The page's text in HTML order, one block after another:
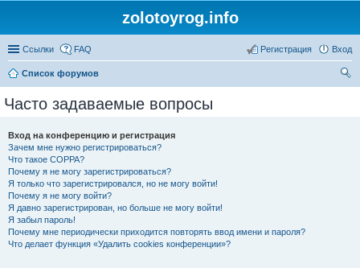
zolotoyrog.info
Ссылки FAQ Вход
Регистрация
Список форумов
Часто задаваемые вопросы
Вход на конференцию и регистрация
Зачем мне нужно регистрироваться?
Что такое COPPA?
Почему я не могу зарегистрироваться?
Я только что зарегистрировался, но не могу войти!
Почему я не могу войти?
Я давно зарегистрирован, но больше не могу войти!
Я забыл пароль!
Почему мне периодически приходится повторять ввод имени и пароля?
Что делает функция «Удалить cookies конференции»?